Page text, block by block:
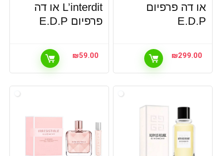
או דה פרפיום
E.D.P
₪299.00
L’interdit או דה
פרפיום E.D.P
₪59.00